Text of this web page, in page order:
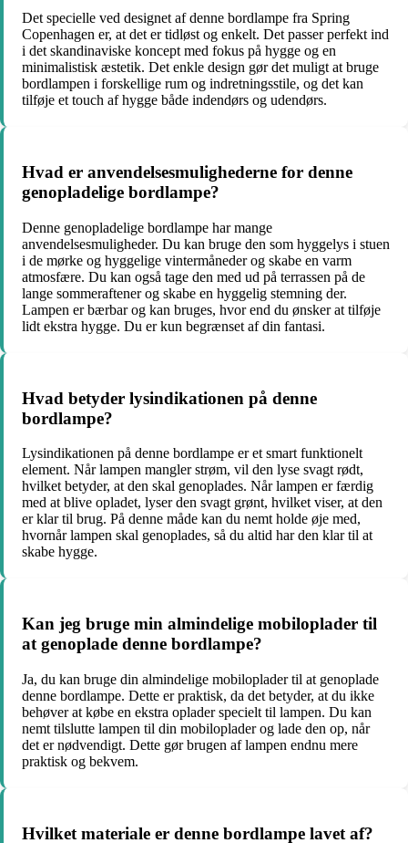
Det specielle ved designet af denne bordlampe fra Spring
Copenhagen er, at det er tidløst og enkelt. Det passer perfekt ind
i det skandinaviske koncept med fokus på hygge og en
minimalistisk æstetik. Det enkle design gør det muligt at bruge
bordlampen i forskellige rum og indretningsstile, og det kan
tilføje et touch af hygge både indendørs og udendørs.
Hvad er anvendelsesmulighederne for denne
genopladelige bordlampe?
Denne genopladelige bordlampe har mange
anvendelsesmuligheder. Du kan bruge den som hyggelys i stuen
i de mørke og hyggelige vintermåneder og skabe en varm
atmosfære. Du kan også tage den med ud på terrassen på de
lange sommeraftener og skabe en hyggelig stemning der.
Lampen er bærbar og kan bruges, hvor end du ønsker at tilføje
lidt ekstra hygge. Du er kun begrænset af din fantasi.
Hvad betyder lysindikationen på denne
bordlampe?
Lysindikationen på denne bordlampe er et smart funktionelt
element. Når lampen mangler strøm, vil den lyse svagt rødt,
hvilket betyder, at den skal genoplades. Når lampen er færdig
med at blive opladet, lyser den svagt grønt, hvilket viser, at den
er klar til brug. På denne måde kan du nemt holde øje med,
hvornår lampen skal genoplades, så du altid har den klar til at
skabe hygge.
Kan jeg bruge min almindelige mobiloplader til
at genoplade denne bordlampe?
Ja, du kan bruge din almindelige mobiloplader til at genoplade
denne bordlampe. Dette er praktisk, da det betyder, at du ikke
behøver at købe en ekstra oplader specielt til lampen. Du kan
nemt tilslutte lampen til din mobiloplader og lade den op, når
det er nødvendigt. Dette gør brugen af lampen endnu mere
praktisk og bekvem.
Hvilket materiale er denne bordlampe lavet af?